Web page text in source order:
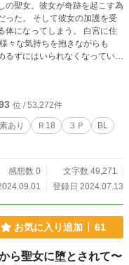
の聖女。彼女が奇跡を起こす為
った。 そして彼女の加護を受
体になってしまう。 白宮に住
々な気持ちを抱きながらも
るずにはいられなくなってい
ンデレ ■第四章 罰…女攻め、
主と従者…主従関係、女攻
儀式…Ｓ男、鬼畜、服従 ●第
忠僕の契り…NTR、BL、Ｓ
、捕縛、媚薬、睡姦、無理
甘、NTR、恥辱、言葉責め、
トをしていただけると今後の
だけます。 ・こちらの作品は
の瞳を持ち、小柄な体型 慈
々としているがサディアスに
位 / 53,272件
あり Ｒ18 ３Ｐ
BL
感想数 0
文字数 49,271
登録日 2024.07.13
お気に入り追加 61
ら聖女に堕とされて〜